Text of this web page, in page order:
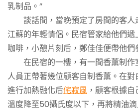
乳制品。”
談話間，當晚預定了房間的客人
江蘇的年輕情侶。民宿管家給他們
咖啡，小憩片刻后，鄭佳佳便帶他們
在民宿的一樓，有一間香薰制作
人員正帶著幾位顧客自制香薰。在
進行加熱融化后侘寂風 ，顧客根據
溫度降至50攝氏度以下，再將精油